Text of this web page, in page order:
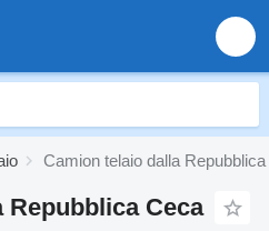
Camion telaio dalla
Repubblica Ceca